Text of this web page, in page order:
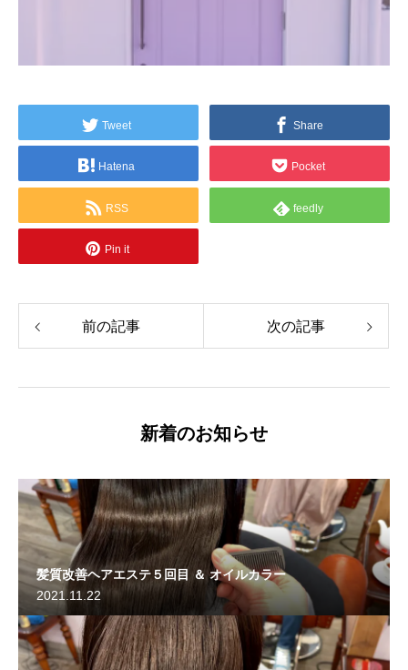
Tweet Share
Hatena Pocket
RSS feedly
Pin it
前の記事 次の記事
新着のお知らせ
髪質改善ヘアエステ５回目 ＆ オイルカラー
2021.11.22